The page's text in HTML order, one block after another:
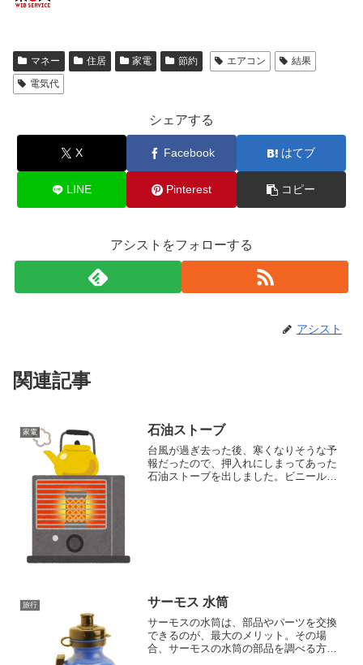
マネー 住居 家電 節約 エアコン
結果
電気代
シェアする
X Facebook はてブ
LINE Pinterest コピー
アシストをフォローする
アシスト
関連記事
家電 石油ストーブ
台風が過ぎ去った後、寒くなりそうな予
報だったので、押入れにしまってあった
石油ストーブを出しました。ビニール袋
旅行 サーモス 水筒
サーモスの水筒は、部品やパーツを交換
できるのが、最大のメリット。その場
合、サーモスの水筒の部品を調べる方法